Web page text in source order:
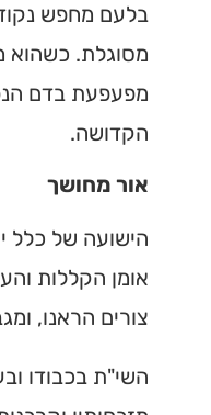
בלעם מחפש
מסוגלת. כשהוא
מפעפעת בדם
הקדושה.
אור מחושך
הישועה של כלל
אומן הקללות
צורים הראנו,
השי"ת בכבודו
בית
ברסלב?